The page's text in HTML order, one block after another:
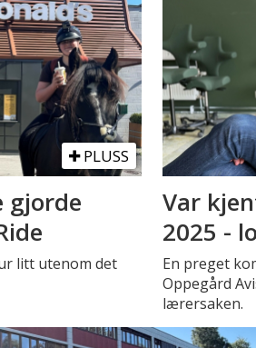
PLUSS
gjorde
litt utenom det
Var
2025 -
En preget
Oppegård
lærersaken.